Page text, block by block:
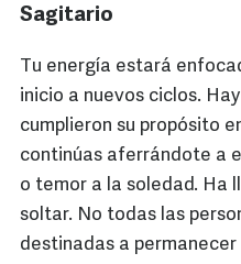
Sagitario
Tu energía estará
inicio a nuevos ciclos.
cumplieron su propósito
continúas aferrándote a
o temor a la soledad. Ha
soltar. No todas las
destinadas a